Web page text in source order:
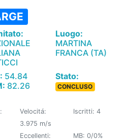
Luogo:
MARTINA
FRANCA (TA)
54.84
82.26
Stato:
CONCLUSO
Velocitá:
3.975 m/s
Iscritti: 4
Eccellenti:
MB: 0/0%